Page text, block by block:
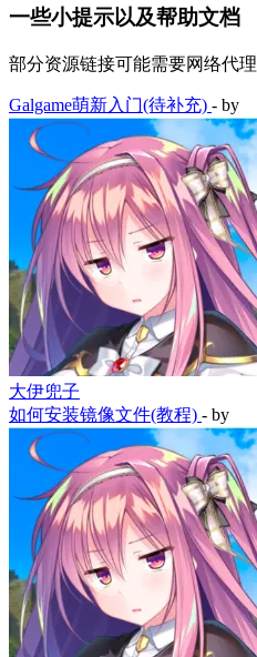
一些小提示以及帮助文档
部分资源链接可能需要网络代理
Galgame萌新入门(待补充) - by
大伊兜子
如何安装镜像文件(教程) - by